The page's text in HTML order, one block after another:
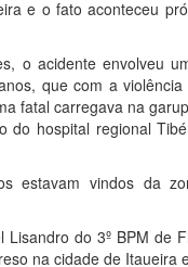
e o fato aconteceu
o acidente envolveu
que com a
fatal carregava na
do hospital regional
estavam vindos da
do 3º BPM de
na cidade de Itaueira